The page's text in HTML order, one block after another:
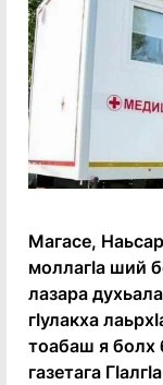
Магасе,
моллагIа ший
лазара
гIулакха
тоабаш я
газетага